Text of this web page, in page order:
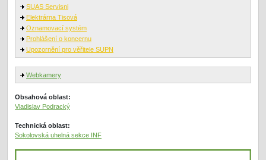
SUAS Servisni
Elektrárna Tisová
Oznamovací systém
Prohlášení o koncernu
Upozornění pro věřitele SUPN
Webkamery
Obsahová oblast:
Vladislav Podracký
Technická oblast:
Sokolovská uhelná sekce INF